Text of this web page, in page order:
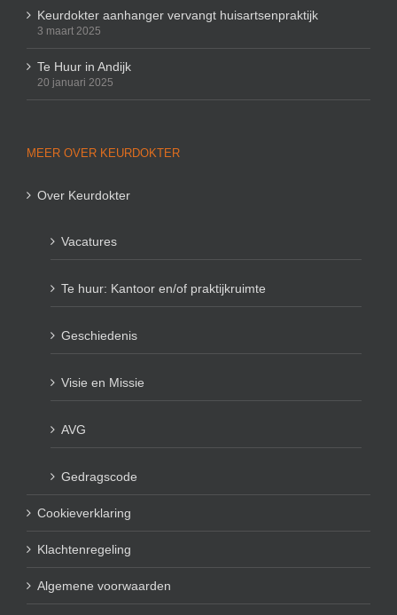
Keurdokter aanhanger vervangt huisartsenpraktijk
3 maart 2025
Te Huur in Andijk
20 januari 2025
MEER OVER KEURDOKTER
Over Keurdokter
Vacatures
Te huur: Kantoor en/of praktijkruimte
Geschiedenis
Visie en Missie
AVG
Gedragscode
Cookieverklaring
Klachtenregeling
Algemene voorwaarden